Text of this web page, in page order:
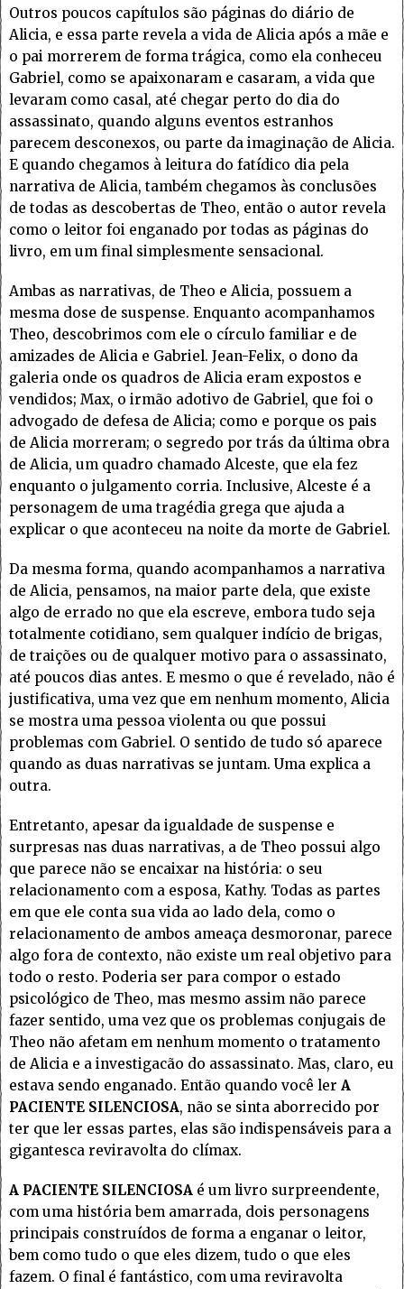
Outros poucos capítulos são páginas do diário de
Alicia, e essa parte revela a vida de Alicia após a mãe e
o pai morrerem de forma trágica, como ela conheceu
Gabriel, como se apaixonaram e casaram, a vida que
levaram como casal, até chegar perto do dia do
assassinato, quando alguns eventos estranhos
parecem desconexos, ou parte da imaginação de Alicia.
E quando chegamos à leitura do fatídico dia pela
narrativa de Alicia, também chegamos às conclusões
de todas as descobertas de Theo, então o autor revela
como o leitor foi enganado por todas as páginas do
livro, em um final simplesmente sensacional.
Ambas as narrativas, de Theo e Alicia, possuem a
mesma dose de suspense. Enquanto acompanhamos
Theo, descobrimos com ele o círculo familiar e de
amizades de Alicia e Gabriel. Jean-Felix, o dono da
galeria onde os quadros de Alicia eram expostos e
vendidos; Max, o irmão adotivo de Gabriel, que foi o
advogado de defesa de Alicia; como e porque os pais
de Alicia morreram; o segredo por trás da última obra
de Alicia, um quadro chamado Alceste, que ela fez
enquanto o julgamento corria. Inclusive, Alceste é a
personagem de uma tragédia grega que ajuda a
explicar o que aconteceu na noite da morte de Gabriel.
Da mesma forma, quando acompanhamos a narrativa
de Alicia, pensamos, na maior parte dela, que existe
algo de errado no que ela escreve, embora tudo seja
totalmente cotidiano, sem qualquer indício de brigas,
de traições ou de qualquer motivo para o assassinato,
até poucos dias antes. E mesmo o que é revelado, não é
justificativa, uma vez que em nenhum momento, Alicia
se mostra uma pessoa violenta ou que possui
problemas com Gabriel. O sentido de tudo só aparece
quando as duas narrativas se juntam. Uma explica a
outra.
Entretanto, apesar da igualdade de suspense e
surpresas nas duas narrativas, a de Theo possui algo
que parece não se encaixar na história: o seu
relacionamento com a esposa, Kathy. Todas as partes
em que ele conta sua vida ao lado dela, como o
relacionamento de ambos ameaça desmoronar, parece
algo fora de contexto, não existe um real objetivo para
todo o resto. Poderia ser para compor o estado
psicológico de Theo, mas mesmo assim não parece
fazer sentido, uma vez que os problemas conjugais de
Theo não afetam em nenhum momento o tratamento
de Alicia e a investigacão do assassinato. Mas, claro, eu
estava sendo enganado. Então quando você ler A
PACIENTE SILENCIOSA, não se sinta aborrecido por
ter que ler essas partes, elas são indispensáveis para a
gigantesca reviravolta do clímax.
A PACIENTE SILENCIOSA é um livro surpreendente,
com uma história bem amarrada, dois personagens
principais construídos de forma a enganar o leitor,
bem como tudo o que eles dizem, tudo o que eles
fazem. O final é fantástico, com uma reviravolta